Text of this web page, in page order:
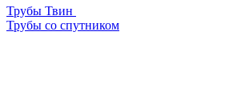
Трубы Твин
Трубы со спутником